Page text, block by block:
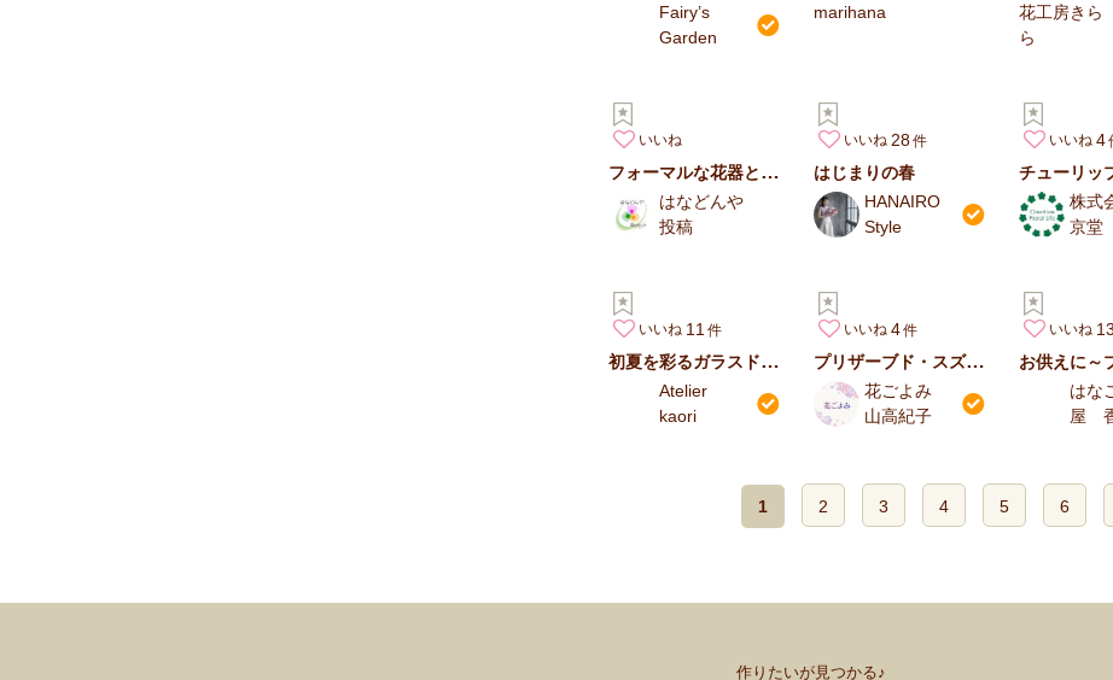
Fairy’s
Garden
marihana
花工房きら
ら
いいね
フォーマルな花器と合わせたミニドームアレンジ
はなどんや
投稿
いいね 28
はじまりの春
HANAIRO
Style
いいね 4
株式
京堂
いいね 11
初夏を彩るガラスドームアレンジ
Atelier
kaori
いいね 4
プリザーブド・スズランのブーケ
花ごよみ
山高紀子
いいね 13
はな
屋
1 2 3 4 5 6
作りたいが見つかる♪